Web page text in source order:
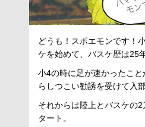
どうも！スポエモンです！
ケを始めて、バスケ歴は25年
小4の時に足が速かったこ
らしつこい勧誘を受けて入部
それからは陸上とバスケの2
タート。